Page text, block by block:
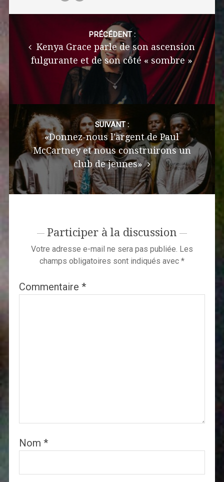
PRÉCÉDENT :
Kenya Grace parle de son ascension
fulgurante et de son côté « sombre »
SUIVANT :
«Donnez-nous l'argent de Paul
McCartney et nous construirons un
club de jeunes»
Participer à la discussion
Votre adresse e-mail ne sera pas publiée. Les
champs obligatoires sont indiqués avec *
Commentaire *
Nom *